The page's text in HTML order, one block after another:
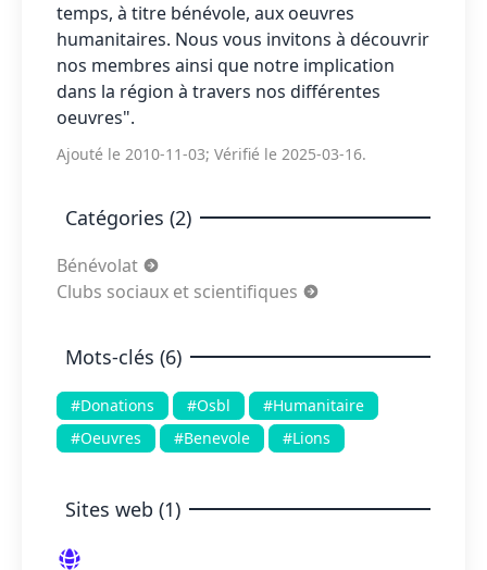
temps, à titre bénévole, aux oeuvres
humanitaires. Nous vous invitons à découvrir
nos membres ainsi que notre implication
dans la région à travers nos différentes
oeuvres".
Ajouté le 2010-11-03; Vérifié le 2025-03-16.
Catégories (2)
Bénévolat
Clubs sociaux et scientifiques
Mots-clés (6)
#Donations #Osbl
#Humanitaire
#Oeuvres
#Benevole #Lions
Sites web (1)